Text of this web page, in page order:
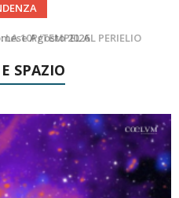
Agosto 2026
SPAZIO